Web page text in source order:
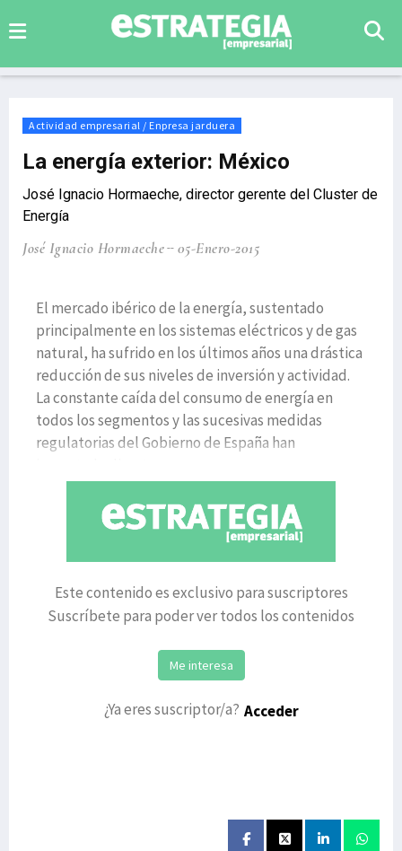
Actividad empresarial / Enpresa jarduera
La energía exterior: México
José Ignacio Hormaeche, director gerente del Cluster de
Energía
José Ignacio Hormaeche 05-Enero-2015
El mercado ibérico de la energía, sustentado
principalmente en los sistemas eléctricos y de gas
natural, ha sufrido en los últimos años una drástica
reducción de sus niveles de inversión y actividad.
La constante caída del consumo de energía en
todos los segmentos y las sucesivas medidas
regulatorias del Gobierno de España han
Este contenido es exclusivo para suscriptores
Suscríbete para poder ver todos los contenidos
Me interesa
¿Ya eres suscriptor/a? Acceder